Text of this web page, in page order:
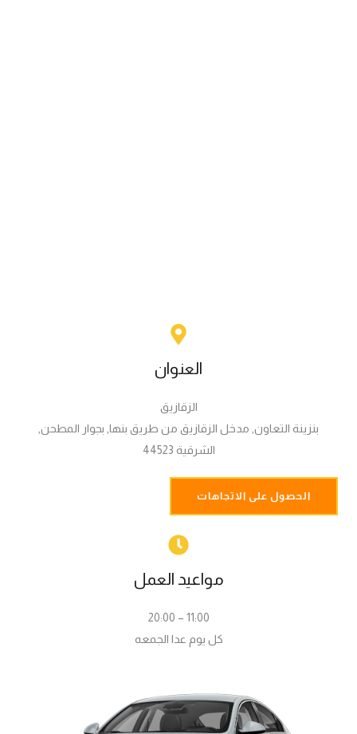
العنوان
الزقازيق
بنزينة التعاون, مدخل الزقازيق من طريق بنها, بجوار المطحن,
الشرقية 44523
الحصول على الاتجاهات
مواعيد العمل
11:00 – 20:00
كل يوم عدا الجمعه